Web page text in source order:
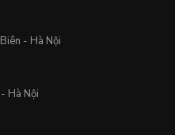
- Hà Nội
Hà Nội